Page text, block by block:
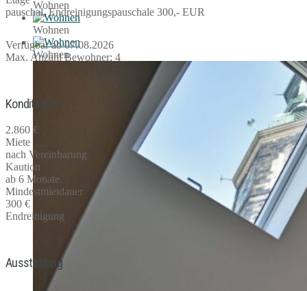
Wohnen
Wohnen
Wohnen
pauschal, Endreinigungspauschale 300,- EUR
Verfügbar ab 07.08.2026
Max. Anzahl Bewohner: 4
Konditionen
2.860 €
Miete
nach Vereinbarung
Kaution
ab 6 Monate
Mindestmietdauer
300 €
Endreinigung
Ausstattung